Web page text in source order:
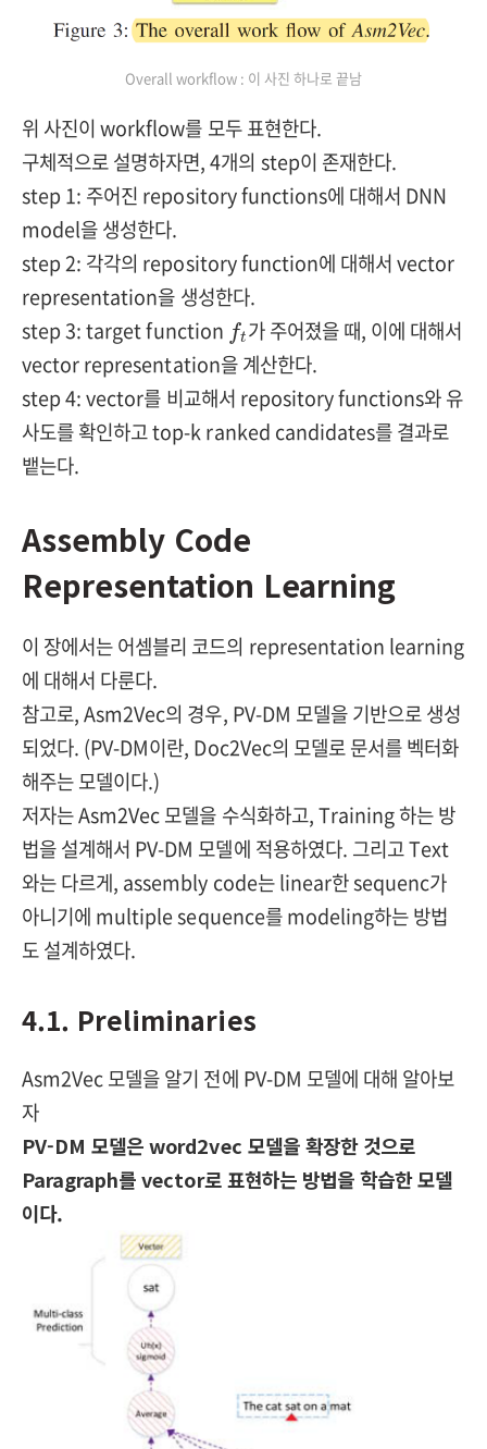
Overall workflow : 이 사진 하나로 끝남
위 사진이 workflow를 모두 표현한다.
구체적으로 설명하자면, 4개의 step이 존재한다.
step 1: 주어진 repository functions에 대해서 DNN
model을 생성한다.
step 2: 각각의 repository function에 대해서 vector
representation을 생성한다.
step 3: target function ft
ft가 주어졌을 때, 이에 대해서
vector representation을 계산한다.
step 4: vector를 비교해서 repository functions와 유
사도를 확인하고 top-k ranked candidates를 결과로
뱉는다.
Assembly Code
Representation Learning
이 장에서는 어셈블리 코드의 representation learning
에 대해서 다룬다.
참고로, Asm2Vec의 경우, PV-DM 모델을 기반으로 생성
되었다. (PV-DM이란, Doc2Vec의 모델로 문서를 벡터화
해주는 모델이다.)
저자는 Asm2Vec 모델을 수식화하고, Training 하는 방
법을 설계해서 PV-DM 모델에 적용하였다. 그리고 Text
와는 다르게, assembly code는 linear한 sequenc가
아니기에 multiple sequence를 modeling하는 방법
도 설계하였다.
4.1. Preliminaries
Asm2Vec 모델을 알기 전에 PV-DM 모델에 대해 알아보
자
PV-DM 모델은 word2vec 모델을 확장한 것으로
Paragraph를 vector로 표현하는 방법을 학습한 모델
이다.